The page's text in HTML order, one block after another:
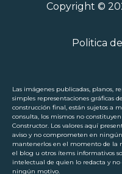
Copyright ©
Politica
Las imágenes publicadas, planos,
simples representaciones gráficas
construcción final, están sujetos a
consulta, los mismos no
Constructor. Los valores aquí
aviso y no comprometen en
mantenerlos en el momento de la
el blog u otros ítems informativos
intelectual de quien lo redacta y no
ningún motivo.